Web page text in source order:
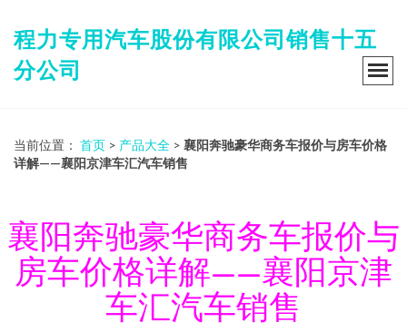
程力专用汽车股份有限公司销售十五
分公司
当前位置： 首页 > 产品大全 > 襄阳奔驰豪华商务车报价与房车价格
详解——襄阳京津车汇汽车销售
襄阳奔驰豪华商务车报价与
房车价格详解——襄阳京津
车汇汽车销售